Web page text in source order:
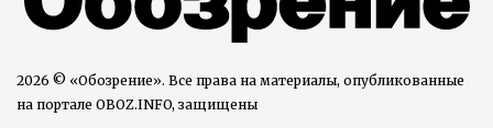
2026 © «Обозрение». Все права на материалы, опубликованные
на портале OBOZ.INFO, защищены